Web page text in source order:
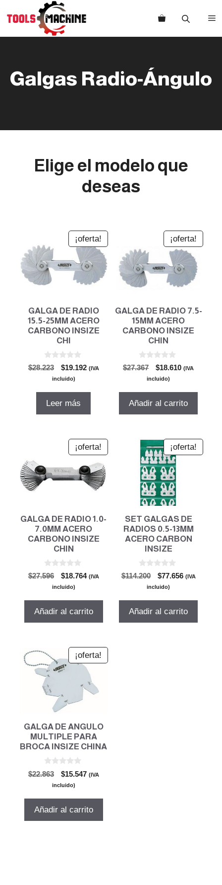
Galgas Radio-Ángulo
Elige el modelo que
deseas
¡oferta!
GALGA DE RADIO
15.5-25MM ACERO
CARBONO INSIZE
CHI
0
d
$28.223
El
precio
era:
$19.192El(IVA
incluido)
Leer más
¡oferta!
GALGA DE RADIO 7.5-
15MM ACERO
CARBONO INSIZE
CHIN
0
d
$27.367
El
precio
era:
$18.610El
es:
(IVA
incluido)
Añadir al carrito
¡oferta!
GALGA DE RADIO 1.0-
7.0MM ACERO
CARBONO INSIZE
CHIN
0
d
$27.596
El
precio
era:
$18.764El(IVA
incluido)
Añadir al carrito
¡oferta!
SET GALGAS DE
RADIOS 0.5-13MM
ACERO CARBON
INSIZE
0
d
$114.200
El
precio
era:
$77.656El(IVA
incluido)
Añadir al carrito
¡oferta!
GALGA DE ANGULO
MULTIPLE PARA
BROCA INSIZE CHINA
0
d
$22.863
El
precio
era:
$15.547El(IVA
incluido)
Añadir al carrito